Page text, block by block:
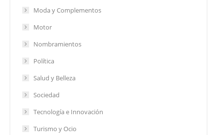
Moda y Complementos
Motor
Nombramientos
Política
Salud y Belleza
Sociedad
Tecnología e Innovación
Turismo y Ocio